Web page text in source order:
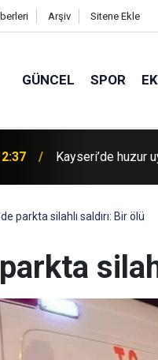
Arşiv Sitene Ekle
GÜNCEL SPOR
inanmayın
parkta silahlı saldırı: Bir ölü